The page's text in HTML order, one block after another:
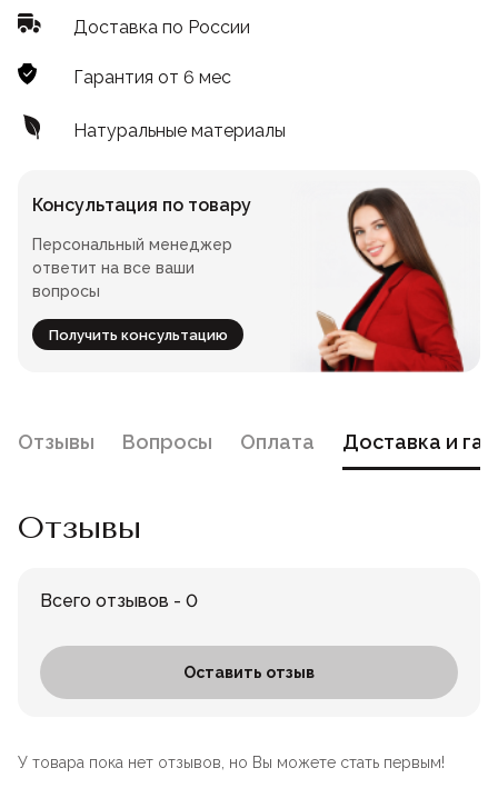
Доставка по России
Гарантия от 6 мес
Натуральные материалы
Консультация по товару
Персональный менеджер
ответит на все ваши
вопросы
Получить консультацию
Отзывы Вопросы Оплата Доставка и
Отзывы
Всего отзывов - 0
Оставить отзыв
У товара пока нет отзывов, но Вы можете стать первым!
Барные
На металлокаркасе
Пластиковые
Круглые
Квадратные
На одной ножке
Мягкие
Банкетные
Для фудкорта
Для летнего кафе
Лофт
Складные стулья
Стойки
Предметы интерьера
Подушки
Скамейки